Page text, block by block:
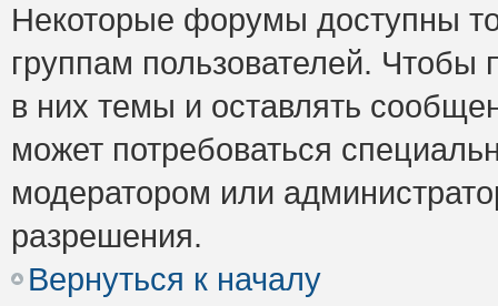
Некоторые форумы доступны
группам пользователей. Чтобы
в них темы и оставлять
может потребоваться
модератором или
разрешения.
Вернуться к началу